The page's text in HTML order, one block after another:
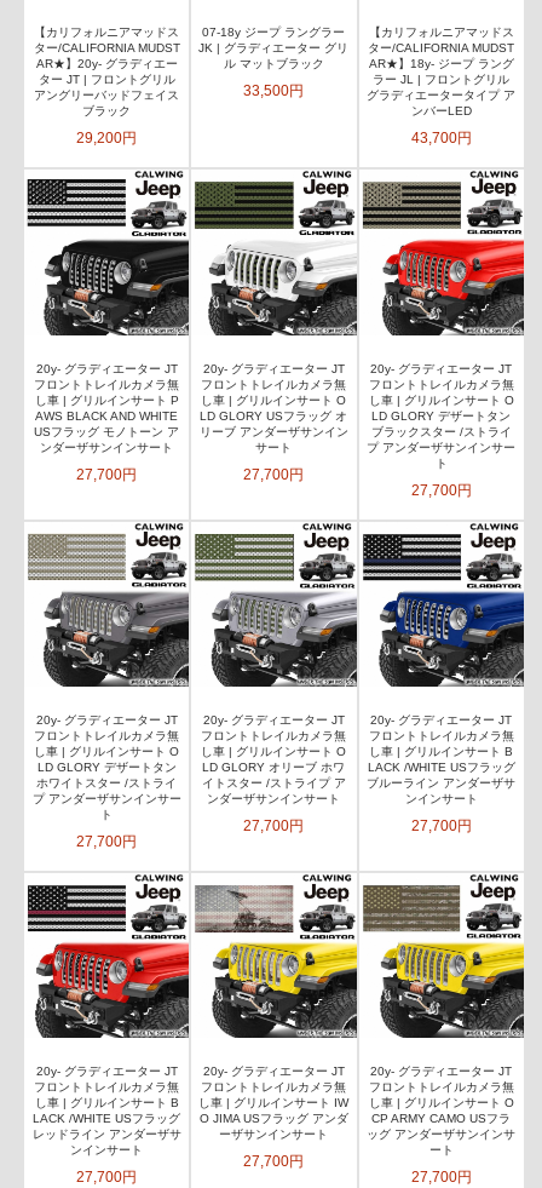
【カリフォルニアマッドス
ター/CALIFORNIA MUDST
AR★】20y- グラディエー
ター JT | フロントグリル
アングリーバッドフェイス
ブラック
29,200円
07-18y ジープ ラングラー
JK | グラディエーター グリ
ル マットブラック
33,500円
【カリフォルニアマッドス
ター/CALIFORNIA MUDST
AR★】18y- ジープ ラング
ラー JL | フロントグリル
グラディエータータイプ ア
ンバーLED
43,700円
20y- グラディエーター JT
フロントトレイルカメラ無
し車 | グリルインサート P
AWS BLACK AND WHITE
USフラッグ モノトーン ア
ンダーザサンインサート
27,700円
20y- グラディエーター JT
フロントトレイルカメラ無
し車 | グリルインサート O
LD GLORY USフラッグ オ
リーブ アンダーザサンイン
サート
27,700円
20y- グラディエーター JT
フロントトレイルカメラ無
し車 | グリルインサート O
LD GLORY デザートタン
ブラックスター /ストライ
プ アンダーザサンインサー
ト
27,700円
20y- グラディエーター JT
フロントトレイルカメラ無
し車 | グリルインサート O
LD GLORY デザートタン
ホワイトスター /ストライ
プ アンダーザサンインサー
ト
27,700円
20y- グラディエーター JT
フロントトレイルカメラ無
し車 | グリルインサート O
LD GLORY オリーブ ホワ
イトスター /ストライプ ア
ンダーザサンインサート
27,700円
20y- グラディエーター JT
フロントトレイルカメラ無
し車 | グリルインサート B
LACK /WHITE USフラッグ
ブルーライン アンダーザサ
ンインサート
27,700円
20y- グラディエーター JT
フロントトレイルカメラ無
し車 | グリルインサート B
LACK /WHITE USフラッグ
レッドライン アンダーザサ
ンインサート
27,700円
20y- グラディエーター JT
フロントトレイルカメラ無
し車 | グリルインサート IW
O JIMA USフラッグ アンダ
ーザサンインサート
27,700円
20y- グラディエーター JT
フロントトレイルカメラ無
し車 | グリルインサート O
CP ARMY CAMO USフラ
ッグ アンダーザサンインサ
ート
27,700円